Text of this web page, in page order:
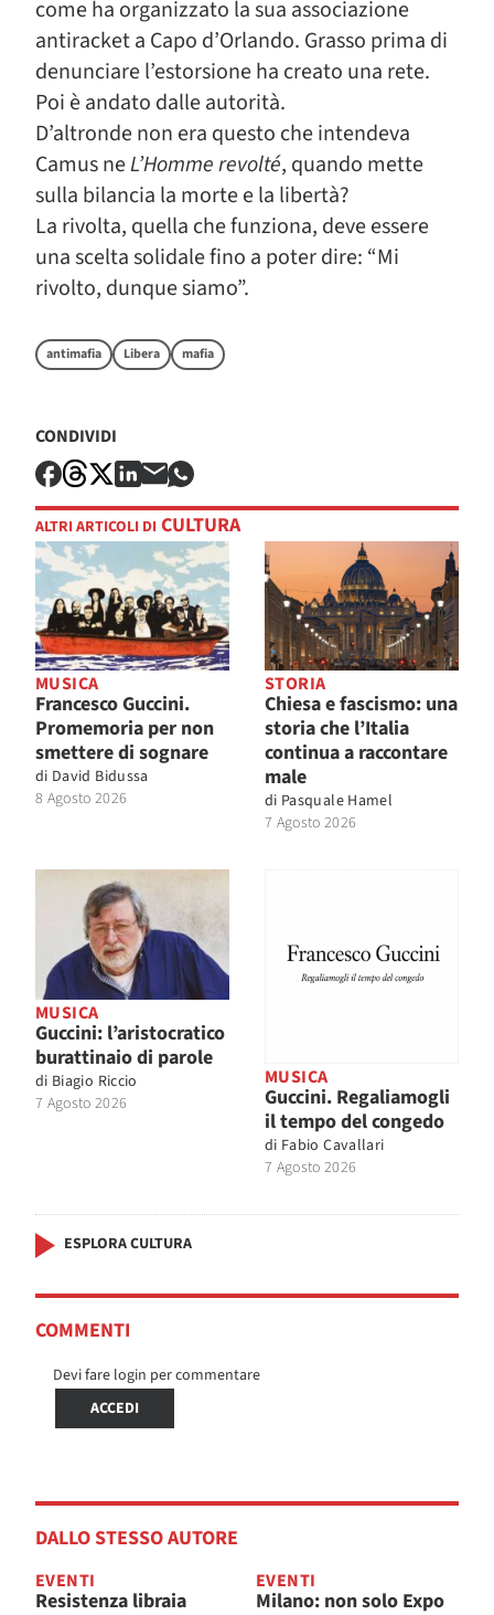
come ha organizzato la sua associazione
antiracket a Capo d’Orlando. Grasso prima di
denunciare l’estorsione ha creato una rete.
Poi è andato dalle autorità.
D’altronde non era questo che intendeva
Camus neL’Homme revolté, quando mette
sulla bilancia la morte e la libertà?
La rivolta, quella che funziona, deve essere
una scelta solidale fino a poter dire: “Mi
rivolto, dunque siamo”.
antimafia Libera mafia
CONDIVIDI
ALTRI ARTICOLI DI CULTURA
MUSICA
Francesco Guccini.
Promemoria per non
smettere di sognare
di David Bidussa
8 Agosto 2026
STORIA
Chiesa e fascismo: una
storia che l’Italia
continua a raccontare
male
di Pasquale Hamel
7 Agosto 2026
MUSICA
Guccini: l’aristocratico
burattinaio di parole
di Biagio Riccio
7 Agosto 2026
MUSICA
Guccini. Regaliamogli
il tempo del congedo
di Fabio Cavallari
7 Agosto 2026
ESPLORA CULTURA
COMMENTI
Devi fare login per commentare
ACCEDI
DALLO STESSO AUTORE
EVENTI
Resistenza libraia
EVENTI
Milano: non solo Expo